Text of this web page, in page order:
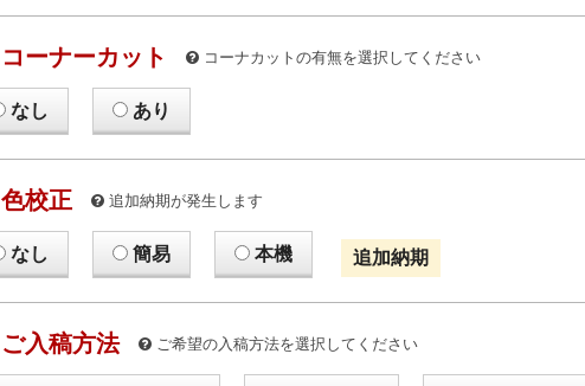
コーナーカット コーナカットの有無を選択してください
なし あり
色校正 追加納期が発生します
なし 簡易 本機 追加納期
ご入稿方法 ご希望の入稿方法を選択してください